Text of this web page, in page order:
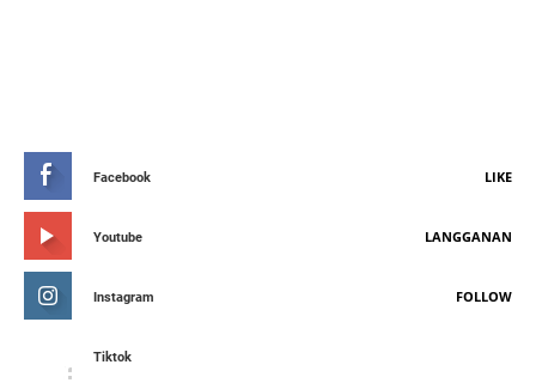
Facebook LIKE
Youtube LANGGANAN
Instagram FOLLOW
Tiktok